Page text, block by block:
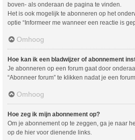
boven- als onderaan de pagina te vinden.
Het is ook mogelijk te abonneren op het
optie “Informeer me wanneer een reactie is
Omhoog
Hoe kan ik een bladwijzer of abonnement
Je abonneren op een forum gaat door
“Abonneer forum” te klikken nadat je een
Omhoog
Hoe zeg ik mijn abonnement op?
Om je abonnement op te zeggen, ga je naar
op de hier voor dienende links.